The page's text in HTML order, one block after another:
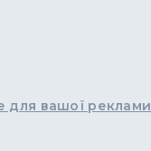
для вашої реклами